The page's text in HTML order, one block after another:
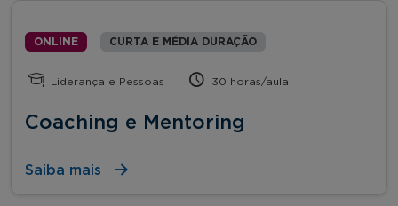
ONLINE CURTA E MÉDIA DURAÇÃO
Liderança e Pessoas 30 horas/aula
Coaching e Mentoring
Saiba mais